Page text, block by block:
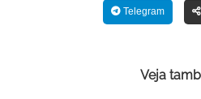
Telegram
Veja